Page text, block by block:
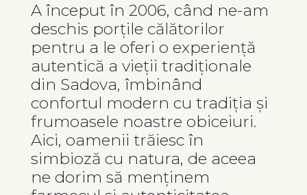
A început în 2006, când ne-am
deschis porțile călătorilor
pentru a le oferi o experiență
autentică a vieții tradiționale
din Sadova, îmbinând
confortul modern cu tradiția și
frumoasele noastre obiceiuri.
Aici, oamenii trăiesc în
simbioză cu natura, de aceea
ne dorim să menținem